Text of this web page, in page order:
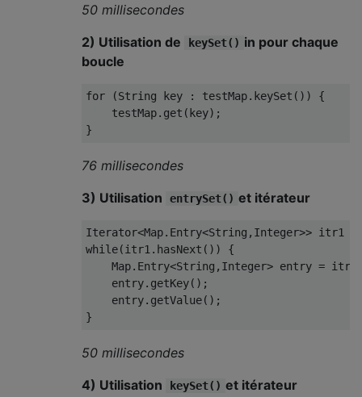
50 millisecondes
2) Utilisation de
keySet() in pour chaque
boucle
for (String key : testMap. keySet ())
{
    testMap
. get ( key);
}
76 millisecondes
3) Utilisation
entrySet() et itérateur
Iterator<Map. Entry<String , Integer>> itr1
while(itr1 . hasNext ())
{
Map. Entry<String , Integer> entry = itr1
    entry
. getKey();
    entry
. getValue();
}
50 millisecondes
4) Utilisation
keySet() et itérateur